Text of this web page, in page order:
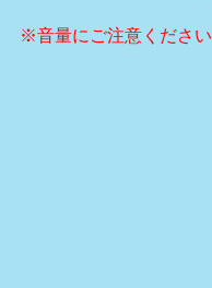
※音量にご注意ください